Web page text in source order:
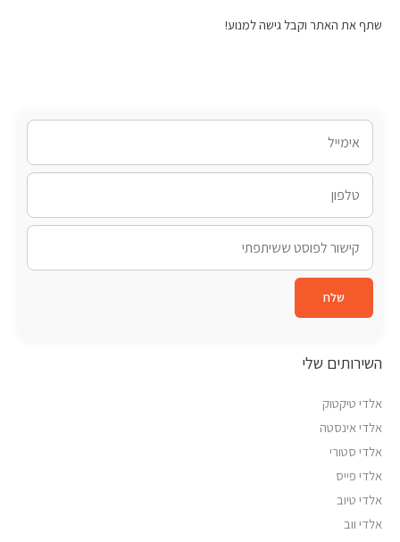
שתף את האתר וקבל גישה למנוע!
שלח
השירותים שלי
אלדי טיקטוק
אלדי אינסטה
אלדי סטורי
אלדי פייס
אלדי טיוב
אלדי ווב